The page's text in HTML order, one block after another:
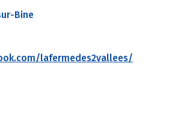
Bine
lafermedes2vallees/